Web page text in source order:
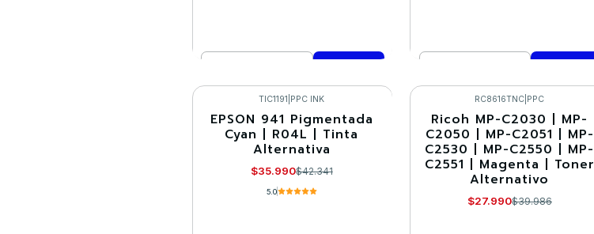
Comprar ahora
Comprar ahora
-15%
TIC1191 PPC INK
EPSON 941 Pigmentada
Cyan | R04L | Tinta
Alternativa
$35.990$42.341
5.0
-30%
Agotado
RC8616TNC PPC
Ricoh MP-C2030 | MP-
C2050 | MP-C2051 | MP-
C2530 | MP-C2550 | MP-
C2551 | Magenta | Toner
Alternativo
$27.990$39.986